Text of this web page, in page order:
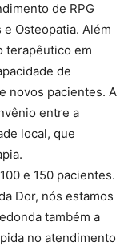
de RPG
Osteopatia. Além
terapêutico em
de
novos pacientes. A
entre a
local, que
e 150 pacientes.
Dor, nós estamos
também a
no atendimento